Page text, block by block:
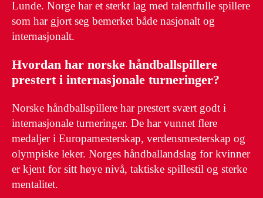
Lunde. Norge har et sterkt lag med talentfulle spillere
som har gjort seg bemerket både nasjonalt og
internasjonalt.
Hvordan har norske håndballspillere
prestert i internasjonale turneringer?
Norske håndballspillere har prestert svært godt i
internasjonale turneringer. De har vunnet flere
medaljer i Europamesterskap, verdensmesterskap og
olympiske leker. Norges håndballandslag for kvinner
er kjent for sitt høye nivå, taktiske spillestil og sterke
mentalitet.